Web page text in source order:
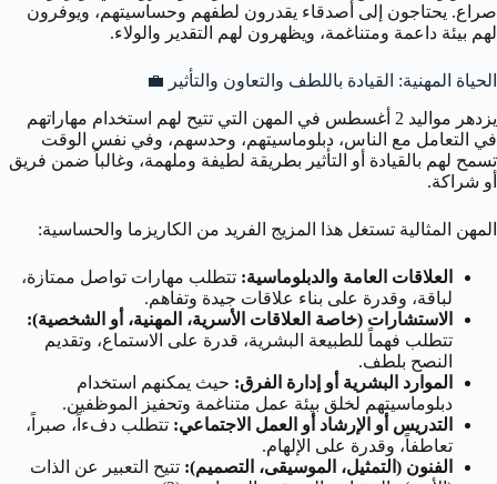
صراع. يحتاجون إلى أصدقاء يقدرون لطفهم وحساسيتهم، ويوفرون
لهم بيئة داعمة ومتناغمة، ويظهرون لهم التقدير والولاء.
الحياة المهنية: القيادة باللطف والتعاون والتأثير 💼
يزدهر مواليد 2 أغسطس في المهن التي تتيح لهم استخدام مهاراتهم
في التعامل مع الناس، دبلوماسيتهم، وحدسهم، وفي نفس الوقت
تسمح لهم بالقيادة أو التأثير بطريقة لطيفة وملهمة، وغالباً ضمن فريق
أو شراكة.
المهن المثالية تستغل هذا المزيج الفريد من الكاريزما والحساسية:
العلاقات العامة والدبلوماسية: تتطلب مهارات تواصل ممتازة،
لباقة، وقدرة على بناء علاقات جيدة وتفاهم.
الاستشارات (خاصة العلاقات الأسرية، المهنية، أو الشخصية):
تتطلب فهماً للطبيعة البشرية، قدرة على الاستماع، وتقديم
النصح بلطف.
الموارد البشرية أو إدارة الفرق: حيث يمكنهم استخدام
دبلوماسيتهم لخلق بيئة عمل متناغمة وتحفيز الموظفين.
التدريس أو الإرشاد أو العمل الاجتماعي: تتطلب دفءاً، صبراً،
تعاطفاً، وقدرة على الإلهام.
الفنون (التمثيل، الموسيقى، التصميم): تتيح التعبير عن الذات